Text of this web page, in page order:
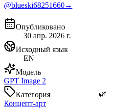
🌿
@blueski68251660→
Опубликовано
30 апр. 2026 г.
Исходный язык
EN
Модель
GPT Image 2
Категория
Концепт-арт